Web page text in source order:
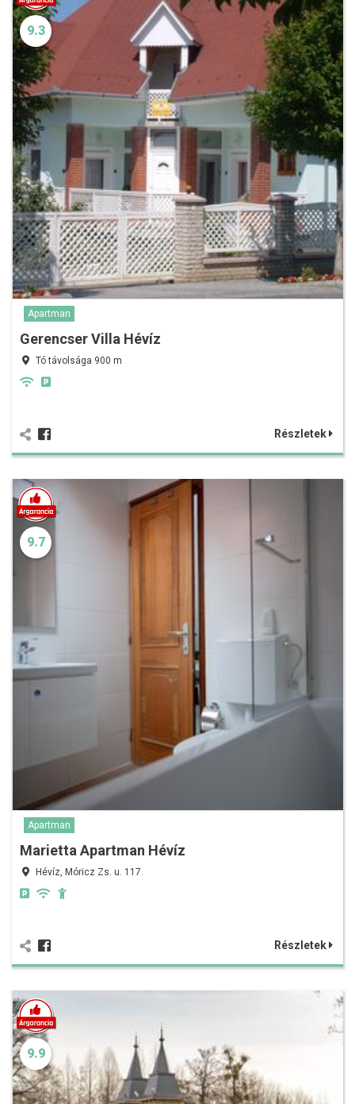
9.3
Apartman
Gerencser Villa Hévíz
Tó távolsága 900 m
Részletek
9.7
Apartman
Marietta Apartman Hévíz
Hévíz, Móricz Zs. u. 117.
Részletek
9.9